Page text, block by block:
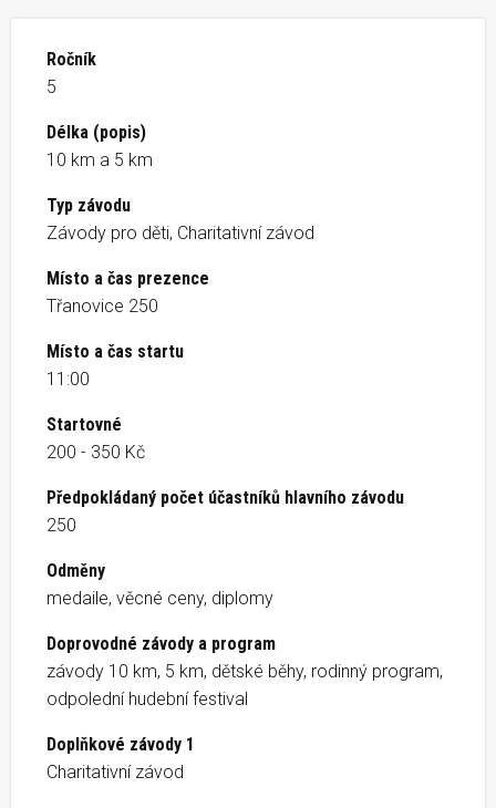
Ročník
5
Délka (popis)
10 km a 5 km
Typ závodu
Závody pro děti, Charitativní závod
Místo a čas prezence
Třanovice 250
Místo a čas startu
11:00
Startovné
200 - 350 Kč
Předpokládaný počet účastníků hlavního závodu
250
Odměny
medaile, věcné ceny, diplomy
Doprovodné závody a program
závody 10 km, 5 km, dětské běhy, rodinný program,
odpolední hudební festival
Doplňkové závody 1
Charitativní závod